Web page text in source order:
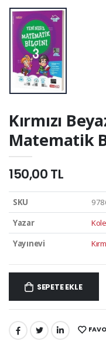
Kırmızı
Matematik
150,00 TL
SKU
Yazar
Yayınevi
SEPETE EKLE
PAYLAŞ: